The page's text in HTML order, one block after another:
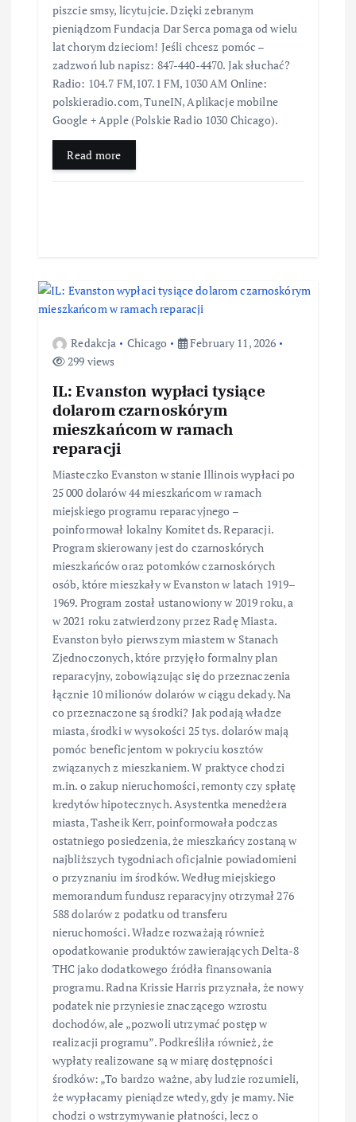
piszcie smsy, licytujcie. Dzięki zebranym
pieniądzom Fundacja Dar Serca pomaga od wielu
lat chorym dzieciom! Jeśli chcesz pomóc –
zadzwoń lub napisz: 847-440-4470. Jak słuchać?
Radio: 104.7 FM,107.1 FM, 1030 AM Online:
polskieradio.com, TuneIN, Aplikacje mobilne
Google + Apple (Polskie Radio 1030 Chicago).
Read more
Redakcja Chicago
February 11, 2026
299 views
IL: Evanston wypłaci tysiące
dolarom czarnoskórym
mieszkańcom w ramach
reparacji
Miasteczko Evanston w stanie Illinois wypłaci po
25 000 dolarów 44 mieszkańcom w ramach
miejskiego programu reparacyjnego –
poinformował lokalny Komitet ds. Reparacji.
Program skierowany jest do czarnoskórych
mieszkańców oraz potomków czarnoskórych
osób, które mieszkały w Evanston w latach 1919–
1969. Program został ustanowiony w 2019 roku, a
w 2021 roku zatwierdzony przez Radę Miasta.
Evanston było pierwszym miastem w Stanach
Zjednoczonych, które przyjęło formalny plan
reparacyjny, zobowiązując się do przeznaczenia
łącznie 10 milionów dolarów w ciągu dekady. Na
co przeznaczone są środki? Jak podają władze
miasta, środki w wysokości 25 tys. dolarów mają
pomóc beneficjentom w pokryciu kosztów
związanych z mieszkaniem. W praktyce chodzi
m.in. o zakup nieruchomości, remonty czy spłatę
kredytów hipotecznych. Asystentka menedżera
miasta, Tasheik Kerr, poinformowała podczas
ostatniego posiedzenia, że mieszkańcy zostaną w
najbliższych tygodniach oficjalnie powiadomieni
o przyznaniu im środków. Według miejskiego
memorandum fundusz reparacyjny otrzymał 276
588 dolarów z podatku od transferu
nieruchomości. Władze rozważają również
opodatkowanie produktów zawierających Delta-8
THC jako dodatkowego źródła finansowania
programu. Radna Krissie Harris przyznała, że nowy
podatek nie przyniesie znaczącego wzrostu
dochodów, ale „pozwoli utrzymać postęp w
realizacji programu”. Podkreśliła również, że
wypłaty realizowane są w miarę dostępności
środków: „To bardzo ważne, aby ludzie rozumieli,
że wypłacamy pieniądze wtedy, gdy je mamy. Nie
chodzi o wstrzymywanie płatności, lecz o